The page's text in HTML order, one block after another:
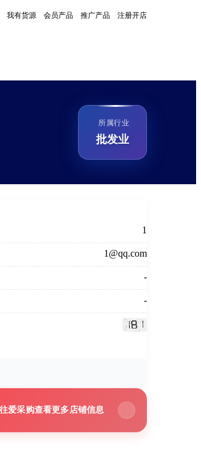
我有货源 会员产品 推广产品 注册开店
所属行业
批发业
1
1@qq.com
-
-
爱采购查看更多店铺信息